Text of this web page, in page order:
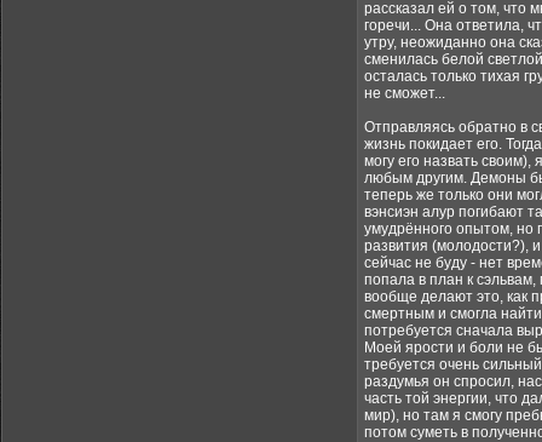
рассказал ей о том, что
горечи... Она ответила,
утру, неожиданно она
сменилась белой
осталась только тихая
не сможет...
Отправляясь обратно в
жизнь покидает его.
могу его назвать
любым другим. Демоны
теперь же только они
вэнсиэн алур погибают
умудрённого опытом, но
развития (молодости?),
сейчас не буду - нет
попала в план к сэльвам,
вообще делают это, как
смертным и смогла
потребуется сначала
Моей ярости и боли не
требуется очень
раздумья он спросил,
часть той энергии, что
мир), но там я смогу
потом суметь в